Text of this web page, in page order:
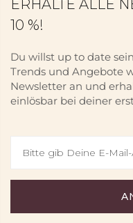
ERHALTE ALLE
10 %!
Du willst up to date
Trends und Angebote
Newsletter an und
einlösbar bei deiner